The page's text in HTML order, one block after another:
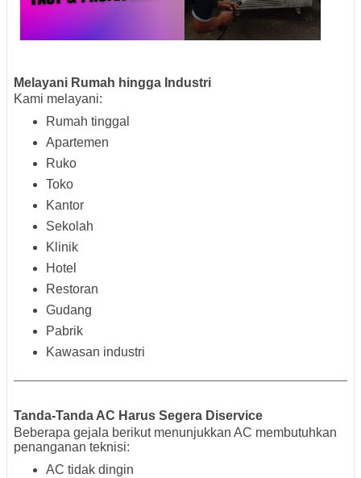
Melayani Rumah hingga Industri
Kami melayani:
Rumah tinggal
Apartemen
Ruko
Toko
Kantor
Sekolah
Klinik
Hotel
Restoran
Gudang
Pabrik
Kawasan industri
Tanda-Tanda AC Harus Segera Diservice
Beberapa gejala berikut menunjukkan AC membutuhkan
penanganan teknisi:
AC tidak dingin